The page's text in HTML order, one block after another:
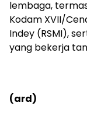
lembaga,
Kodam XVII/
Indey (RSMI),
yang bekerja
(ard)